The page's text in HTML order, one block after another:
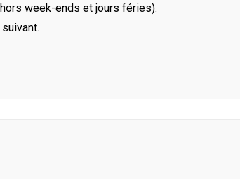
week-ends et jours féries).